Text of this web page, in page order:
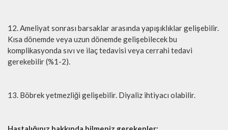
12. Ameliyat sonrası barsaklar arasında yapışıklıklar gelişebilir.
Kısa dönemde veya uzun dönemde gelişebilecek bu
komplikasyonda sıvı ve ilaç tedavisi veya cerrahi tedavi
gerekebilir (%1-2).
13. Böbrek yetmezliği gelişebilir. Diyaliz ihtiyacı olabilir.